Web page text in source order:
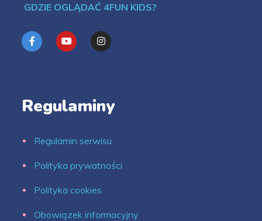
GDZIE OGLĄDAĆ 4FUN KIDS?
Regulaminy
Regulamin serwisu
Polityka prywatności
Polityka cookies
Obowiązek informacyjny